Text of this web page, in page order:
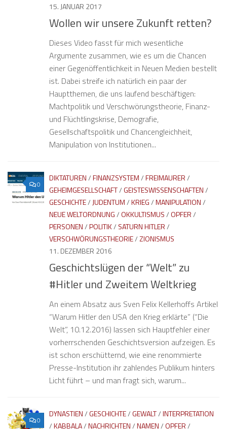
15. JANUAR 2017
Wollen wir unsere Zukunft retten?
Dieses Video fasst für mich wesentliche
Argumente zusammen, wie es um die Chancen
einer Gegenöffentlichkeit in Neuen Medien bestellt
ist. Dabei streife ich natürlich ein paar der
Hauptthemen, die uns laufend beschäftigen:
Machtpolitik und Verschwörungstheorie, Finanz-
und Flüchtlingskrise, Demografie,
Gesellschaftspolitik und Chancengleichheit,
Manipulation von Institutionen...
0
DIKTATUREN/FINANZSYSTEM/FREIMAURER/
GEHEIMGESELLSCHAFT/GEISTESWISSENSCHAFTEN/
GESCHICHTE/ JUDENTUM/KRIEG/MANIPULATION/
NEUE WELTORDNUNG/OKKULTISMUS/OPFER/
PERSONEN/POLITIK/ SATURN HITLER/
VERSCHWÖRUNGSTHEORIE/ZIONISMUS
11. DEZEMBER 2016
Geschichtslügen der “Welt” zu
#Hitler und Zweitem Weltkrieg
An einem Absatz aus Sven Felix Kellerhoffs Artikel
“Warum Hitler den USA den Krieg erklärte” (“Die
Welt”, 10.12.2016) lassen sich Hauptfehler einer
vorherrschenden Geschichtsversion aufzeigen. Es
ist schon erschütternd, wie eine renommierte
Presse-Institution ihr zahlendes Publikum hinters
Licht führt – und man fragt sich, warum...
0
DYNASTIEN/GESCHICHTE/GEWALT/INTERPRETATION
/KABBALA/NACHRICHTEN/NAMEN/OPFER/